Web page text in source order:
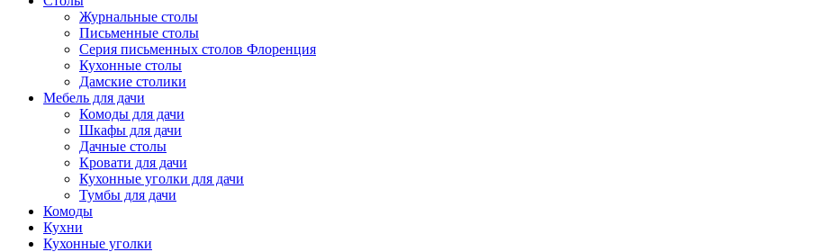
Журнальные столы
Письменные столы
Серия письменных столов Флоренция
Кухонные столы
Дамские столики
Мебель для дачи
Комоды для дачи
Шкафы для дачи
Дачные столы
Кровати для дачи
Кухонные уголки для дачи
Тумбы для дачи
Комоды
Кухни
Кухонные уголки